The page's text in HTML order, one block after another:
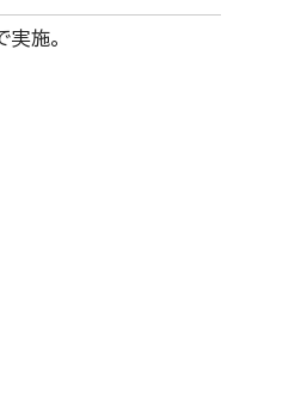
施。